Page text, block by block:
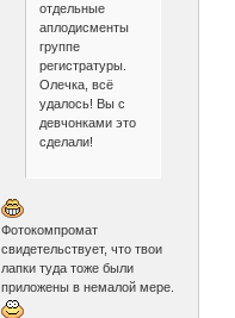
отдельные
аплодисменты
группе
регистратуры.
Олечка, всё
удалось! Вы с
девчонками это
сделали!
Фотокомпромат
свидетельствует, что твои
лапки туда тоже были
приложены в немалой мере.